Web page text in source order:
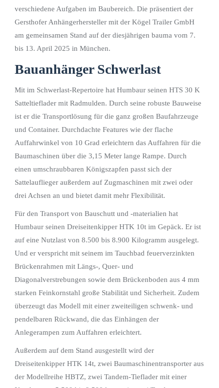
verschiedene Aufgaben im Baubereich. Die präsentiert der
Gersthofer Anhängerhersteller mit der Kögel Trailer GmbH
am gemeinsamen Stand auf der diesjährigen bauma vom 7.
bis 13. April 2025 in München.
Bauanhänger Schwerlast
Mit im Schwerlast-Repertoire hat Humbaur seinen HTS 30 K
Satteltieflader mit Radmulden. Durch seine robuste Bauweise
ist er die Transportlösung für die ganz großen Baufahrzeuge
und Container. Durchdachte Features wie der flache
Auffahrwinkel von 10 Grad erleichtern das Auffahren für die
Baumaschinen über die 3,15 Meter lange Rampe. Durch
einen umschraubbaren Königszapfen passt sich der
Sattelauflieger außerdem auf Zugmaschinen mit zwei oder
drei Achsen an und bietet damit mehr Flexibilität.
Für den Transport von Bauschutt und -materialien hat
Humbaur seinen Dreiseitenkipper HTK 10t im Gepäck. Er ist
auf eine Nutzlast von 8.500 bis 8.900 Kilogramm ausgelegt.
Und er verspricht mit seinem im Tauchbad feuerverzinkten
Brückenrahmen mit Längs-, Quer- und
Diagonalverstrebungen sowie dem Brückenboden aus 4 mm
starken Feinkornstahl große Stabilität und Sicherheit. Zudem
überzeugt das Modell mit einer zweiteiligen schwenk- und
pendelbaren Rückwand, die das Einhängen der
Anlegerampen zum Auffahren erleichtert.
Außerdem auf dem Stand ausgestellt wird der
Dreiseitenkipper HTK 14t, zwei Baumaschinentransporter aus
der Modellreihe HBTZ, zwei Tandem-Tieflader mit einer